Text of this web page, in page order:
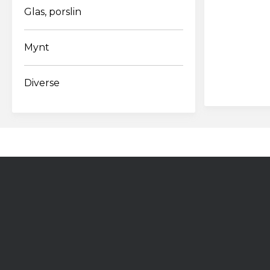
Lösenordet
Jag
Glas, porslin
Mynt
Diverse